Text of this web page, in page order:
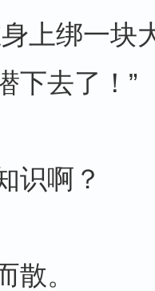
绑一块
下去了！”
啊？
。